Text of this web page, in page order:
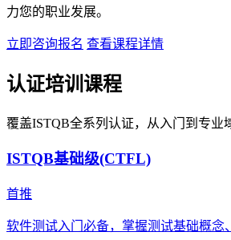
力您的职业发展。
立即咨询报名 查看课程详情
认证培训课程
覆盖ISTQB全系列认证，从入门到专业
ISTQB基础级(CTFL)
首推
软件测试入门必备，掌握测试基础概念